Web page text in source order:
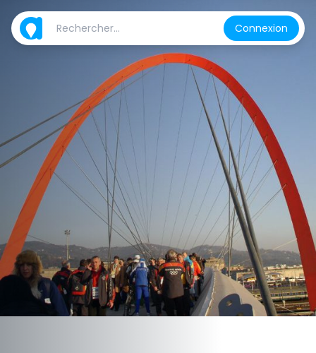
Connexion